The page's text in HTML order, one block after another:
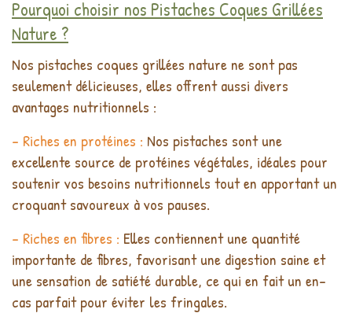
Pourquoi choisir nos Pistaches Coques Grillées
Nature ?
Nos pistaches coques grillées nature ne sont pas
seulement délicieuses, elles offrent aussi divers
avantages nutritionnels :
- Riches en protéines : Nos pistaches sont une
excellente source de protéines végétales, idéales pour
soutenir vos besoins nutritionnels tout en apportant un
croquant savoureux à vos pauses.
- Riches en fibres : Elles contiennent une quantité
importante de fibres, favorisant une digestion saine et
une sensation de satiété durable, ce qui en fait un en-
cas parfait pour éviter les fringales.